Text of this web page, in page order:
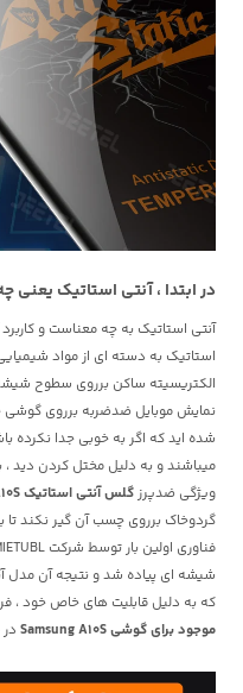
در ابتدا ، آنتی استاتیک یعنی
آنتی استاتیک به چه معناست و
استاتیک به دسته ای از مواد
الکتریسیته ساکن برروی سطوح
نمایش موبایل ضدضربه برروی گوشی
شده اید که اگر به خوبی جدا نکرده
میباشند و به دلیل مختل کردن دید ،
ویژگی ضدپرزگلس آنتی استاتیک Galaxy A10S
گردوخاک برروی چسب آن گیر نکند
شیشه ای پیاده شد و نتیجه آن مدل
که به دلیل قابلیت های خاص خود ،
موجود برای گوشی Samsung A10S